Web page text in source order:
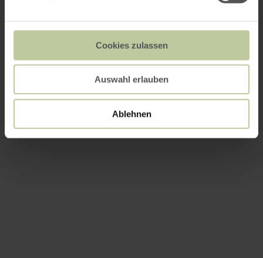
Cookies zulassen
Auswahl erlauben
Ablehnen